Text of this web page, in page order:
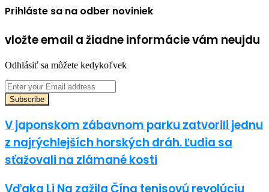
Prihláste sa na odber noviniek
vložte email a žiadne informácie vám neujdu
Odhlásiť sa môžete kedykoľvek
Enter
your
Email
V japonskom zábavnom parku zatvorili jednu
z najrýchlejších horských dráh. Ľudia sa
sťažovali na zlámané kosti
Vďaka Li Na zažila Čína tenisovú revolúciu